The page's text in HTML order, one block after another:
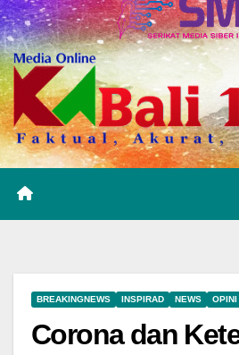
BREAKINGNEWS INSPIRAD NEWS OPINI
Corona dan